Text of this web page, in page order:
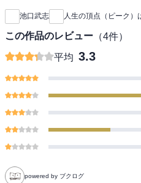
池口武志 人生の頂点（ピーク）
この作品のレビュー （4件）
平均 3.3
powered by ブクログ